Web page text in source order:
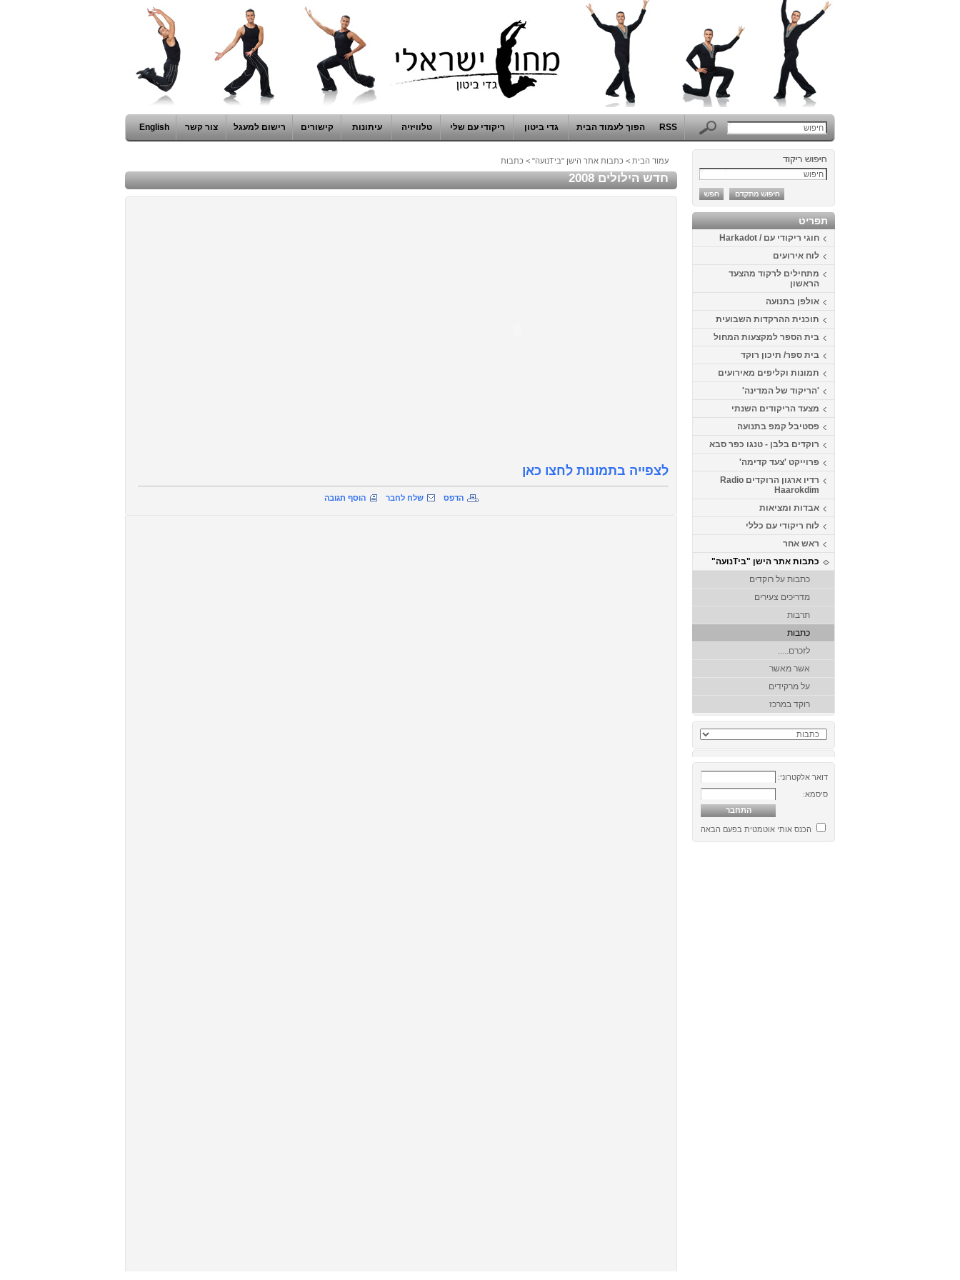
RSS הפוך לעמוד הבית גדי ביטון ריקודי עם שלי טלוויזיה עיתונות קישורים רישום למעגל צור קשר English
תפריט
חוגי ריקודי עם / Harkadot
לוח אירועים
מתחילים לרקוד מהצעד
הראשון
אולפן בתנועה
תוכנית ההרקדות השבועית
בית הספר למקצעות המחול
בית ספר/ תיכון רוקד
תמונות וקליפים מאירועים
'הריקוד של המדינה'
מצעד הריקודים השנתי
פסטיבל קמפ בתנועה
רוקדים בלבן - טנגו כפר סבא
פרוייקט 'צעד קדימה'
רדיו ארגון הרוקדים Radio
Haarokdim
אבדות ומציאות
לוח ריקודי עם כללי
ראש אחר
כתבות אתר הישן "ביTנועה"
כתבות על רוקדים
מדריכים צעירים
תרבות
כתבות
לזכרם.....
אשר מאשר
על מרקידים
רוקד במרכז
דואר אלקטרוני:
סיסמא:
הכנס אותי אוטמטית בפעם הבאה
עמוד הבית > כתבות אתר הישן "ביTנועה" > כתבות
חדש הילולים 2008
לצפייה בתמונות לחצו כאן
הדפס שלח לחבר הוסף תגובה